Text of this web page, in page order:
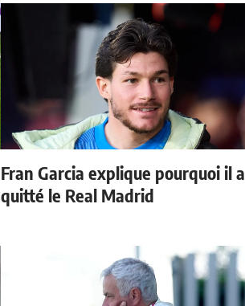
Fran Garcia explique pourquoi il a
quitté le Real Madrid